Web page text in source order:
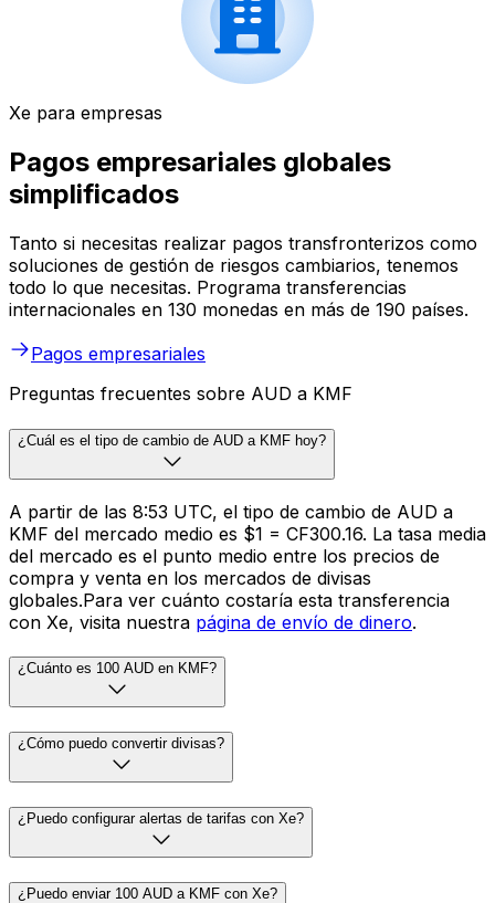
Xe para empresas
Pagos empresariales globales
simplificados
Tanto si necesitas realizar pagos transfronterizos como
soluciones de gestión de riesgos cambiarios, tenemos
todo lo que necesitas. Programa transferencias
internacionales en 130 monedas en más de 190 países.
Pagos empresariales
Preguntas frecuentes sobre AUD a KMF
¿Cuál es el tipo de cambio de AUD a KMF hoy?
A partir de las 8:53 UTC, el tipo de cambio de AUD a
KMF del mercado medio es $1 = CF300.16. La tasa media
del mercado es el punto medio entre los precios de
compra y venta en los mercados de divisas
globales.Para ver cuánto costaría esta transferencia
con Xe, visita nuestra página de envío de dinero.
¿Cuánto es 100 AUD en KMF?
¿Cómo puedo convertir divisas?
¿Puedo configurar alertas de tarifas con Xe?
¿Puedo enviar 100 AUD a KMF con Xe?